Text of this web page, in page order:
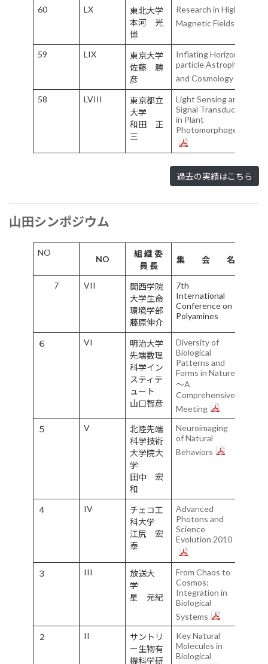
60 LX
東北大学
本河 光
博
Research in High
Magnetic Fields
59 LIX
東京大学
佐藤 勝
彦
Inflating Horizon of
particle Astrophysics
and Cosmology
58 LVIII
東京都立
大学
和田 正
三
Light Sensing and
Signal Transduction
in Plant
Photomorphogenesis
過去の実績はこちら
山田シンポジウム
NO
NO
組 織 委
員 長
集 会 名
7 VII
関西学院
大学生命
環境学部
藤原伸介
7th
International
Conference on
Polyamines
６ VI
明治大学
先端数理
科学イン
スティテ
ュート
山口智彦
Diversity of
Biological
Patterns and
Forms in Nature
～A
Comprehensive
Meeting
５ V
北陸先端
科学技術
大学院大
学
田中 宏
和
Neuroimaging
of Natural
Behaviors
４ IV
チェコ工
科大学
江尻 宏
泰
Advanced
Photons and
Science
Evolution 2010
３ III
放送大
学
星 元紀
From Chaos to
Cosmos:
Integration in
Biological
Systems
２ II
サントリ
ー生物有
機科学研
Key Natural
Molecules in
Biological